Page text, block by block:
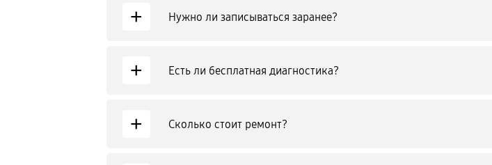
+ Нужно ли записываться заранее?
+ Есть ли бесплатная диагностика?
+ Сколько стоит ремонт?